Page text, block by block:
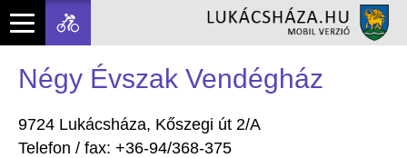
Négy Évszak Vendégház
9724 Lukácsháza, Kőszegi út 2/A
Telefon / fax: +36-94/368-375